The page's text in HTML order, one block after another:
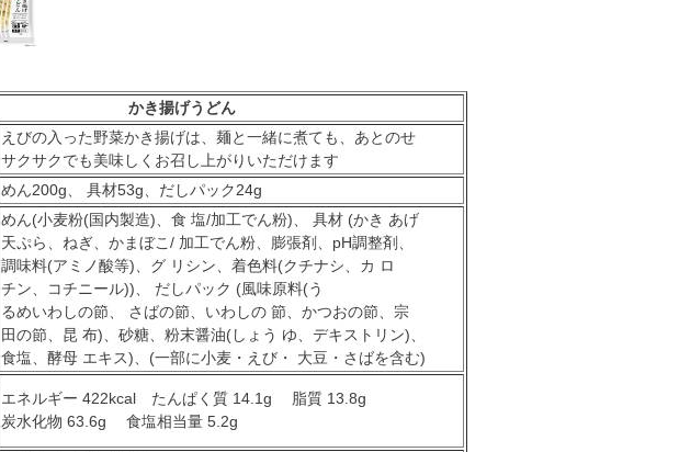
かき揚げうどん
えびの入った野菜かき揚げは、麺と一緒に煮ても、あとのせ
サクサクでも美味しくお召し上がりいただけます
めん200g、 具材53g、だしパック24g
めん(小麦粉(国内製造)、食 塩/加工でん粉)、 具材 (かき あげ
天ぷら、ねぎ、かまぼこ/ 加工でん粉、膨張剤、pH調整剤、
調味料(アミノ酸等)、グ リシン、着色料(クチナシ、カ ロ
チン、コチニール))、 だしパック (風味原料(う
るめいわしの節、 さばの節、いわしの 節、かつおの節、宗
田の節、昆 布)、砂糖、粉末醤油(しょう ゆ、デキストリン)、
食塩、酵母 エキス)、(一部に小麦・えび・ 大豆・さばを含む)
エネルギー 422kcal たんぱく質 14.1g 脂質 13.8g
炭水化物 63.6g 食塩相当量 5.2g